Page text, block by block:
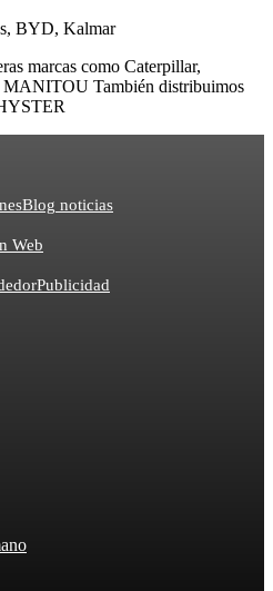
BYD, Kalmar
marcas como Caterpillar,
También distribuimos
Blog noticias
Web
Publicidad